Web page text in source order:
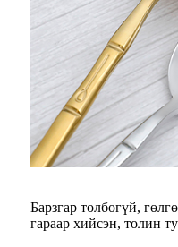
Барзгар толбогүй,
гараар хийсэн, толин